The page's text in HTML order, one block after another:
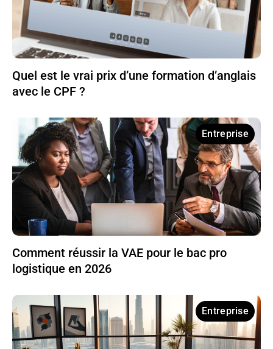
Quel est le vrai prix d’une formation d’anglais
avec le CPF ?
Entreprise
Comment réussir la VAE pour le bac pro
logistique en 2026
Entreprise